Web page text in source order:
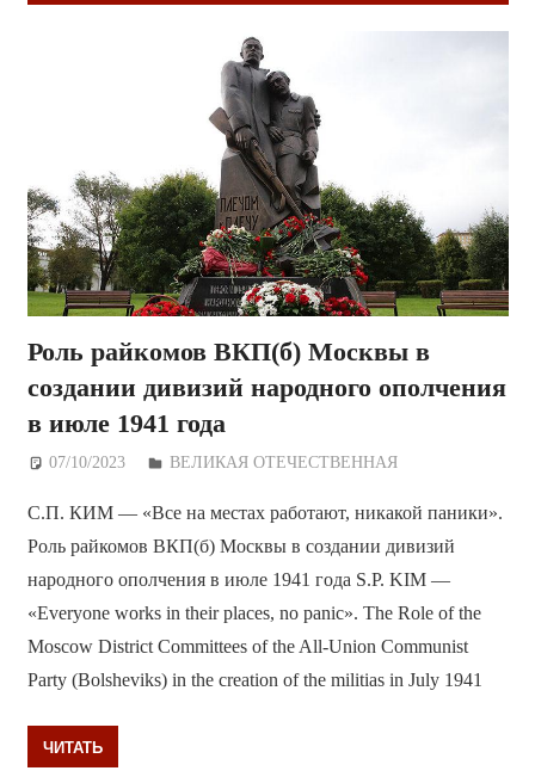
Роль райкомов ВКП(б) Москвы в
создании дивизий народного ополчения
в июле 1941 года
07/10/2023 Дежурный по Редакции
ВЕЛИКАЯ ОТЕЧЕСТВЕННАЯ
С.П. КИМ — «Все на местах работают, никакой паники».
Роль райкомов ВКП(б) Москвы в создании дивизий
народного ополчения в июле 1941 года S.P. KIM —
«Everyone works in their places, no panic». The Role of the
Moscow District Committees of the All-Union Communist
Party (Bolsheviks) in the creation of the militias in July 1941
ЧИТАТЬ